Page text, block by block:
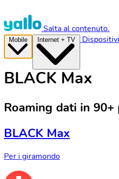
Salta al contenuto.
Dispositivi
BLACK Max
Roaming dati in 90+
BLACK Max
Per i giramondo